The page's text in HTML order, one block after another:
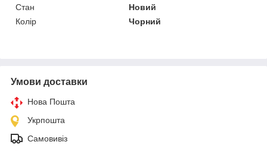
Стан
Новий
Колір
Чорний
Умови доставки
Нова Пошта
Укрпошта
Самовивіз